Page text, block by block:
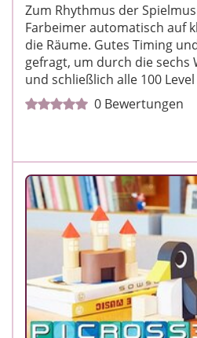
Zum Rhythmus der
Farbeimer automatisch auf
die Räume. Gutes Timing
gefragt, um durch die sechs
und schließlich alle 100
0 Bewertungen